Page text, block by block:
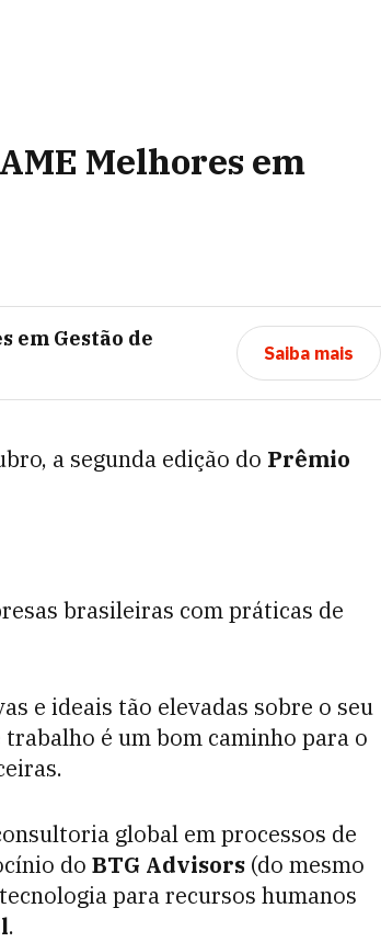
Melhores em
em Gestão de
Saiba mais
a segunda edição do Prêmio
brasileiras com práticas de
e ideais tão elevadas sobre o seu
é um bom caminho para o
global em processos de
do BTG Advisors (do mesmo
para recursos humanos
.